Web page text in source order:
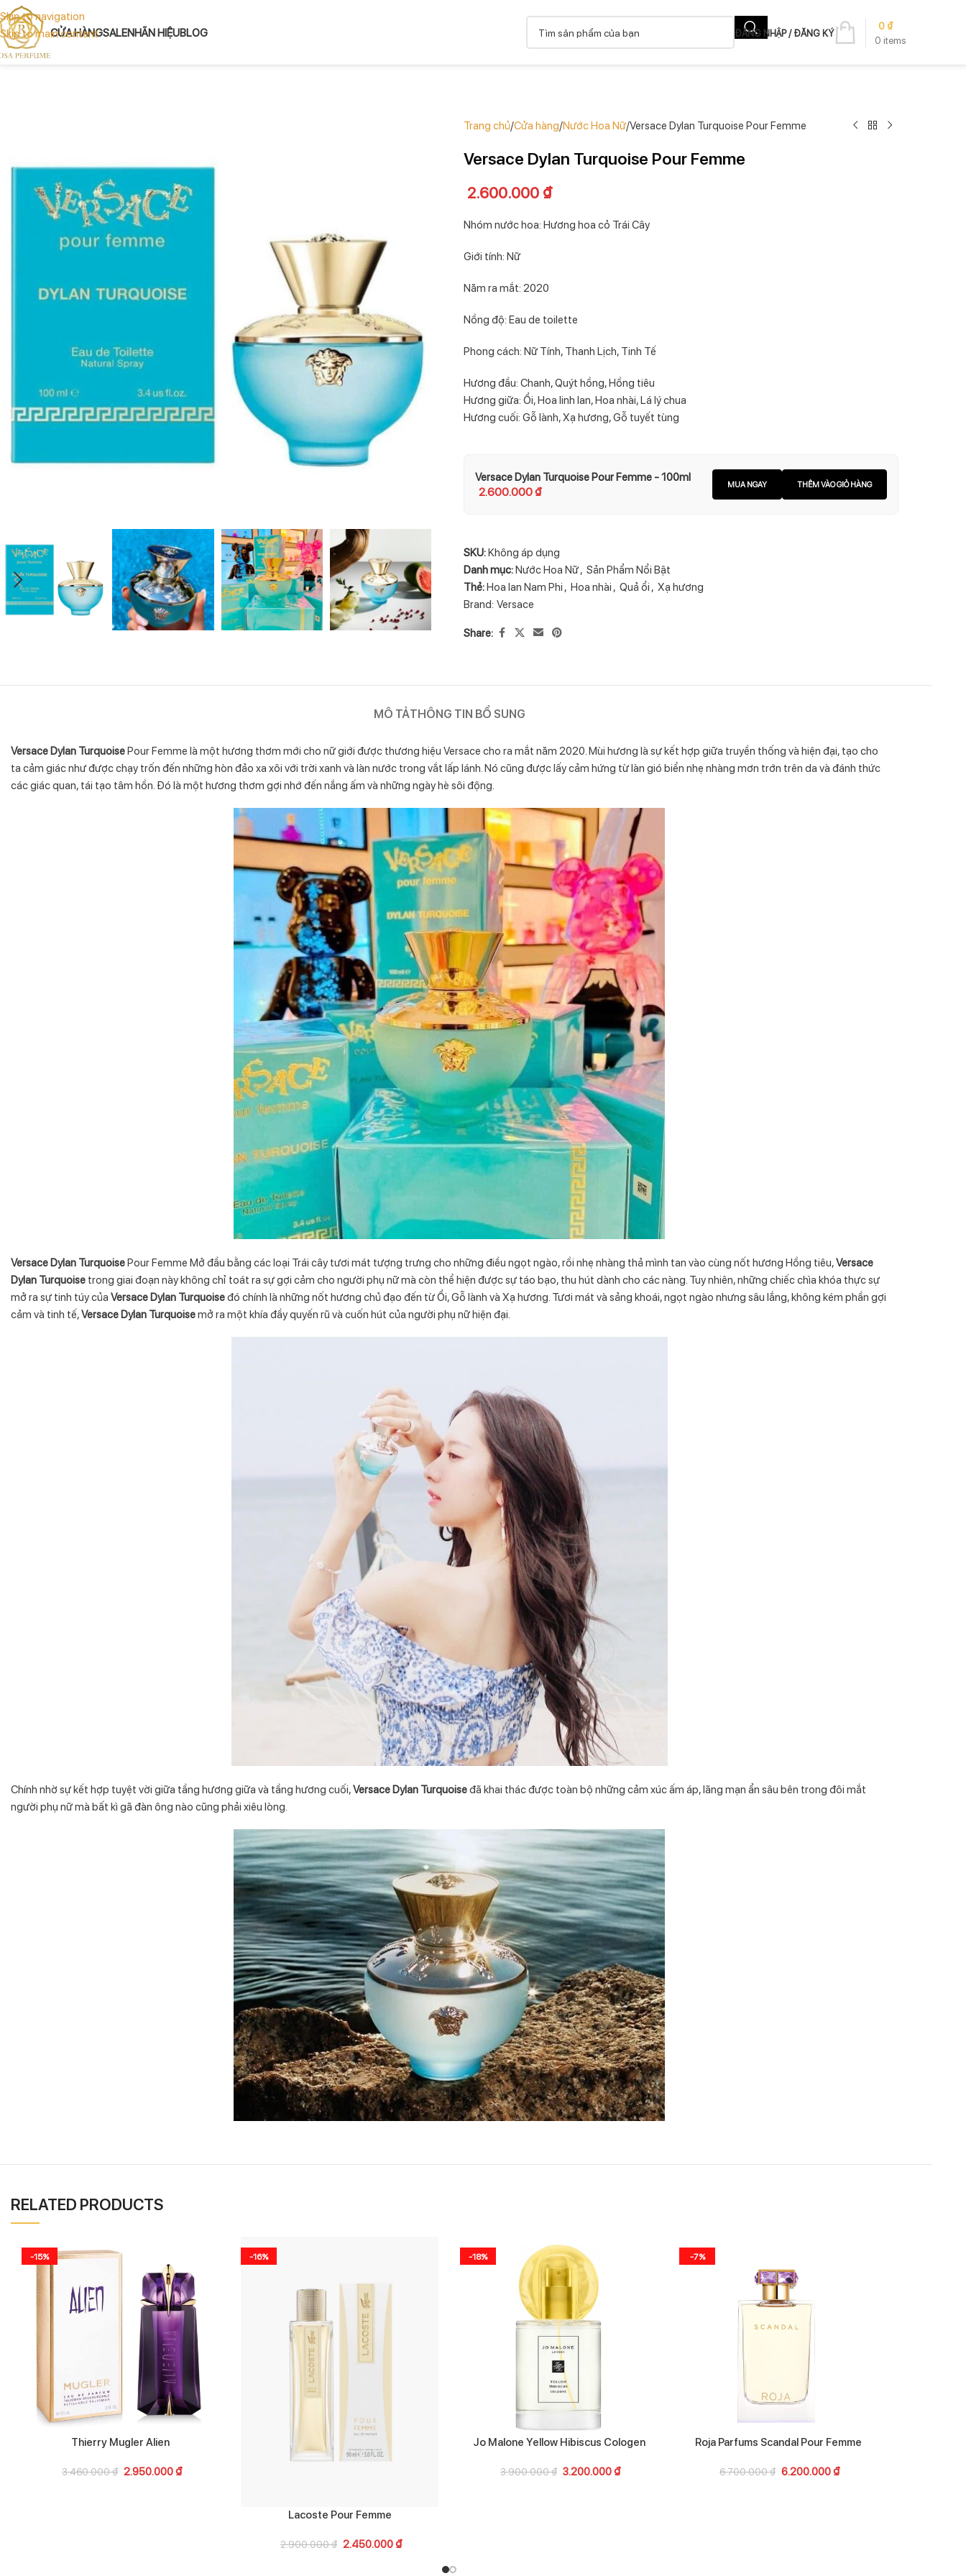
Skip to navigation
Skip to main content
CỬA HÀNGSALENHÃN HIỆUBLOG ĐĂNG NHẬP / ĐĂNG KÝ
0 items
0₫
Trang chủ Cửa hàng Nước Hoa Nữ Versace Dylan Turquoise Pour Femme
Versace Dylan Turquoise Pour Femme
2.600.000 ₫
Nhóm nước hoa: Hương hoa cỏ Trái Cây
Giới tính: Nữ
Năm ra mắt: 2020
Nồng độ: Eau de toilette
Phong cách: Nữ Tính, Thanh Lịch, Tinh Tế
Hương đầu: Chanh, Quýt hồng, Hồng tiêu
Hương giữa: Ổi, Hoa linh lan, Hoa nhài, Lá lý chua
Hương cuối: Gỗ lành, Xạ hương, Gỗ tuyết tùng
Versace Dylan Turquoise Pour Femme - 100ml
2.600.000₫ MUA NGAY THÊM VÀO GIỎ HÀNG
SKU:Không áp dụng
Danh mục:Nước Hoa Nữ, Sản Phẩm Nổi Bật
Thẻ:Hoa lan Nam Phi , Hoa nhài , Quả ổi , Xạ hương
Brand: Versace
Share:
MÔ TẢTHÔNG TIN BỔ SUNG
Versace Dylan TurquoisePour Femme là một hương thơm mới cho nữ giới được thương hiệu Versace cho ra mắt năm 2020. Mùi hương là sự kết hợp giữa truyền thống và hiện đại, tạo cho
ta cảm giác như được chạy trốn đến những hòn đảo xa xôi với trời xanh và làn nước trong vắt lấp lánh. Nó cũng được lấy cảm hứng từ làn gió biển nhẹ nhàng mơn trớn trên da và đánh thức
các giác quan, tái tạo tâm hồn. Đó là một hương thơm gợi nhớ đến nắng ấm và những ngày hè sôi động.
Versace Dylan TurquoisePour Femme Mở đầu bằng các loại Trái cây tươi mát tượng trưng cho những điều ngọt ngào, rồi nhẹ nhàng thả mình tan vào cùng nốt hương Hồng tiêu,Versace
Dylan Turquoise trong giai đoạn này không chỉ toát ra sự gợi cảm cho người phụ nữ mà còn thể hiện được sự táo bạo, thu hút dành cho các nàng. Tuy nhiên, những chiếc chìa khóa thực sự
mở ra sự tinh túy của Versace Dylan Turquoiseđó chính là những nốt hương chủ đạo đến từ Ổi, Gỗ lành và Xạ hương. Tươi mát và sảng khoái, ngọt ngào nhưng sâu lắng, không kém phần gợi
cảm và tinh tế,Versace Dylan Turquoisemở ra một khía đầy quyến rũ và cuốn hút của người phụ nữ hiện đại.
Chính nhờ sự kết hợp tuyệt vời giữa tầng hương giữa và tầng hương cuối,Versace Dylan Turquoiseđã khai thác được toàn bộ những cảm xúc ấm áp, lãng mạn ẩn sâu bên trong đôi mắt
người phụ nữ mà bất kì gã đàn ông nào cũng phải xiêu lòng.
RELATED PRODUCTS
-15%
Thierry Mugler Alien
3.460.000₫ 2.950.000₫
-16%
Lacoste Pour Femme
2.900.000₫ 2.450.000₫
-18%
Jo Malone Yellow Hibiscus Cologen
3.900.000₫ 3.200.000₫
-7%
Roja Parfums Scandal Pour Femme
6.700.000₫ 6.200.000₫